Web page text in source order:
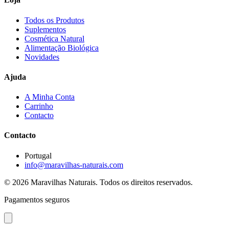
Todos os Produtos
Suplementos
Cosmética Natural
Alimentação Biológica
Novidades
Ajuda
A Minha Conta
Carrinho
Contacto
Contacto
Portugal
info@maravilhas-naturais.com
© 2026 Maravilhas Naturais. Todos os direitos reservados.
Pagamentos seguros